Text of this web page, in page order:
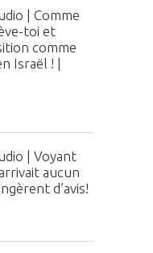
| Comme
toi et
comme
Israël ! |
| Voyant
aucun
d’avis!